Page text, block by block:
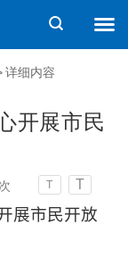
详细内容
开展市民
次 T T
展市民开放